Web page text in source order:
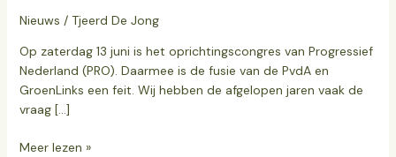
Nieuws / Tjeerd De Jong
Op zaterdag 13 juni is het oprichtingscongres van Progressief
Nederland (PRO). Daarmee is de fusie van de PvdA en
GroenLinks een feit. Wij hebben de afgelopen jaren vaak de
vraag […]
Meer lezen »